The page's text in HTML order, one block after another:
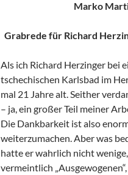
Marko
Grabrede für Richard
Als ich Richard Herzinger bei
tschechischen Karlsbad im
mal 21 Jahre alt. Seither
– ja, ein großer Teil meiner
Die Dankbarkeit ist also
weiterzumachen. Aber was
hatte er wahrlich nicht
vermeintlich